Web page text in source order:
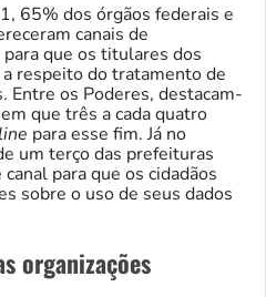
65% dos órgãos federais e
canais de
que os titulares dos
respeito do tratamento de
Entre os Poderes, destacam-
que três a cada quatro
para esse fim. Já no
um terço das prefeituras
para que os cidadãos
sobre o uso de seus dados
organizações